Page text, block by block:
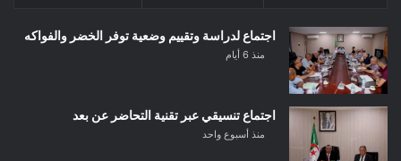
اجتماع لدراسة وتقييم وضعية توفر الخضر والفواكه
منذ 6 أيام
اجتماع تنسيقي عبر تقنية التحاضر عن بعد
منذ أسبوع واحد